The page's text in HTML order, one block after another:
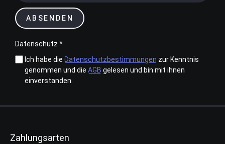
ABSENDEN
Datenschutz *
Ich habe die Datenschutzbestimmungen zur Kenntnis
genommen und die AGB gelesen und bin mit ihnen
einverstanden.
Zahlungsarten